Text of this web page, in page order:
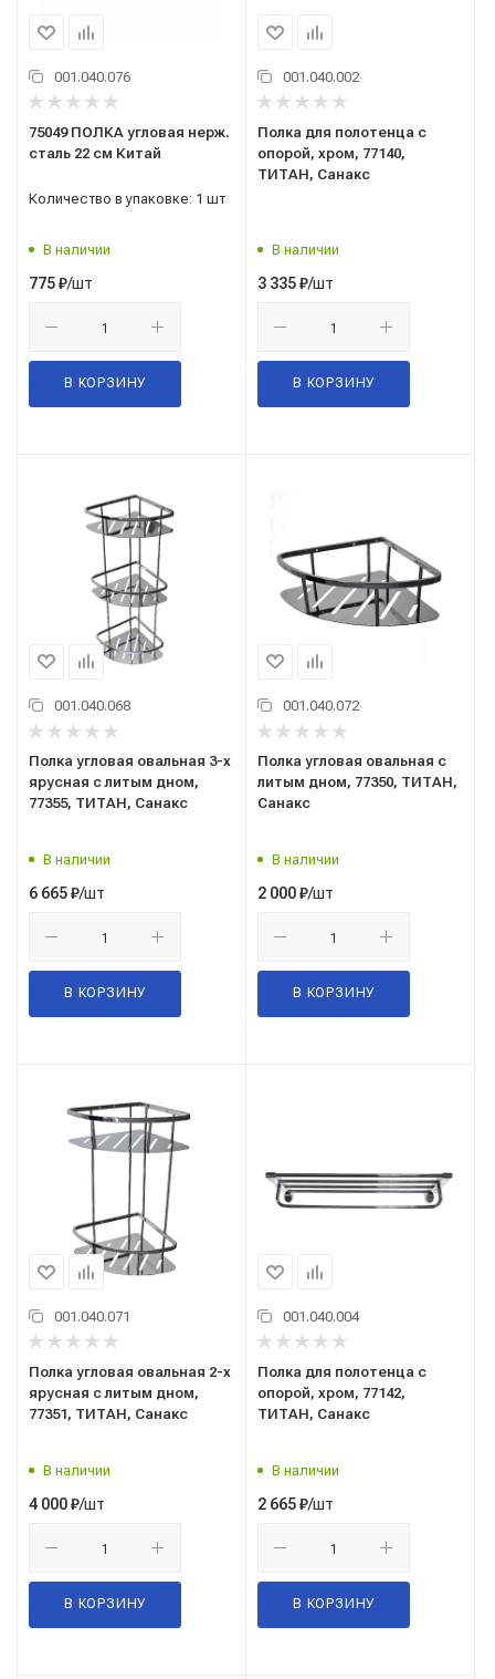
001.040.076
75049 ПОЛКА угловая нерж.
сталь 22 см Китай
Количество в упаковке: 1 шт
В наличии
775₽/шт
В КОРЗИНУ
001.040.002
Полка для полотенца с
опорой, хром, 77140,
ТИТАН, Санакс
В наличии
3 335₽/шт
В КОРЗИНУ
001.040.068
Полка угловая овальная 3-х
ярусная с литым дном,
77355, ТИТАН, Санакс
В наличии
6 665₽/шт
В КОРЗИНУ
001.040.072
Полка угловая овальная с
литым дном, 77350, ТИТАН,
Санакс
В наличии
2 000₽/шт
В КОРЗИНУ
001.040.071
Полка угловая овальная 2-х
ярусная с литым дном,
77351, ТИТАН, Санакс
В наличии
4 000₽/шт
В КОРЗИНУ
001.040.004
Полка для полотенца с
опорой, хром, 77142,
ТИТАН, Санакс
В наличии
2 665₽/шт
В КОРЗИНУ